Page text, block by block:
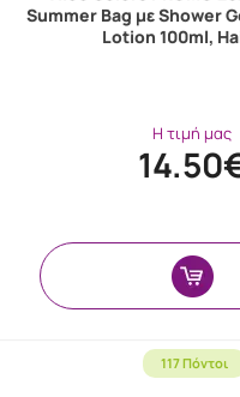
Summer Bag με Shower
Lotion 100ml,
Η τιμή μας
117 Πόντοι